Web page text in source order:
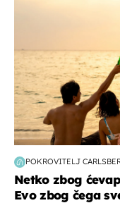
POKROVITELJ
Netko zbog
Evo zbog čega